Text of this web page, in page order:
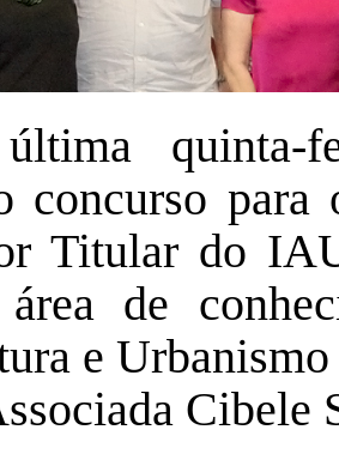
quinta-
concurso
Titular do
de
e
Cibele